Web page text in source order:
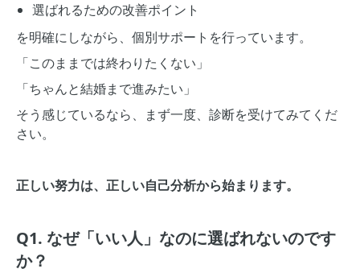
選ばれるための改善ポイント
を明確にしながら、個別サポートを行っています。
「このままでは終わりたくない」
「ちゃんと結婚まで進みたい」
そう感じているなら、まず一度、診断を受けてみてくだ
さい。
正しい努力は、正しい自己分析から始まります。
Q1. なぜ「いい人」なのに選ばれないのです
か？